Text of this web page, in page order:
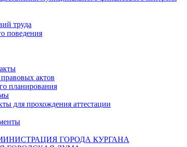
труда
поведения
актов
планирования
для прохождения аттестации
ГОРОДА КУРГАНА